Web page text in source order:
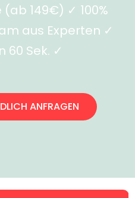
149€) ✓ 100%
aus Experten ✓
60 Sek. ✓
ANFRAGEN